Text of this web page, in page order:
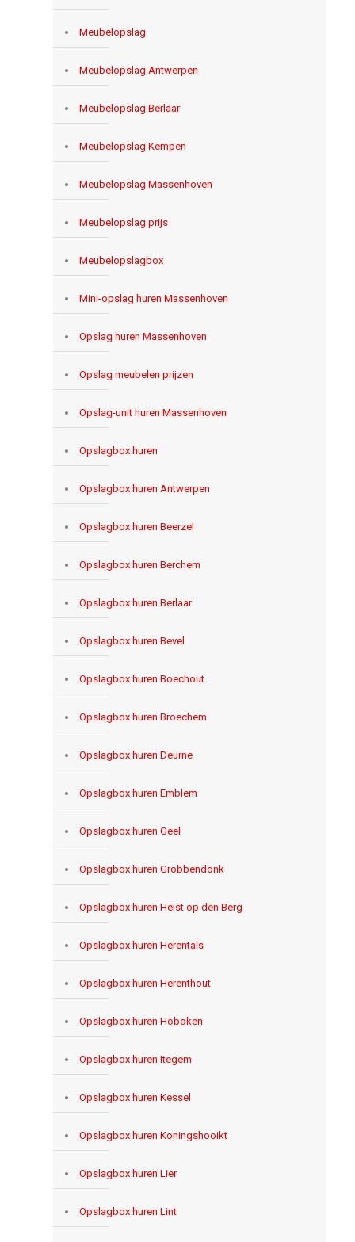
Meubelopslag
Meubelopslag Antwerpen
Meubelopslag Berlaar
Meubelopslag Kempen
Meubelopslag Massenhoven
Meubelopslag prijs
Meubelopslagbox
Mini-opslag huren Massenhoven
Opslag huren Massenhoven
Opslag meubelen prijzen
Opslag-unit huren Massenhoven
Opslagbox huren
Opslagbox huren Antwerpen
Opslagbox huren Beerzel
Opslagbox huren Berchem
Opslagbox huren Berlaar
Opslagbox huren Bevel
Opslagbox huren Boechout
Opslagbox huren Broechem
Opslagbox huren Deurne
Opslagbox huren Emblem
Opslagbox huren Geel
Opslagbox huren Grobbendonk
Opslagbox huren Heist op den Berg
Opslagbox huren Herentals
Opslagbox huren Herenthout
Opslagbox huren Hoboken
Opslagbox huren Itegem
Opslagbox huren Kessel
Opslagbox huren Koningshooikt
Opslagbox huren Lier
Opslagbox huren Lint